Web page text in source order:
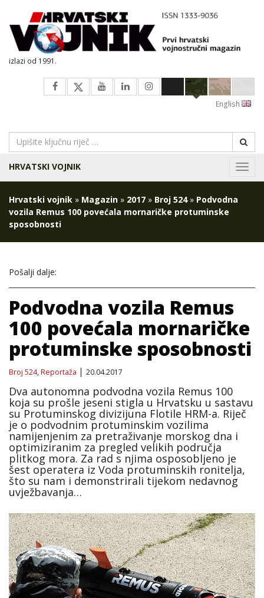
izlazi od 1991.
English
HRVATSKI VOJNIK
Hrvatski vojnik » Magazin » 2017 » Broj 524» Podvodna
vozila Remus 100 povećala mornaričke protuminske
sposobnosti
Pošalji dalje:
Podvodna vozila Remus
100 povećala mornaričke
protuminske sposobnosti
Broj 524,Reportaža 20.04.2017
Dva autonomna podvodna vozila Remus 100
koja su prošle jeseni stigla u Hrvatsku u sastavu
su Protuminskog divizijuna Flotile HRM-a. Riječ
je o podvodnim protuminskim vozilima
namijenjenim za pretraživanje morskog dna i
optimiziranim za pregled velikih područja
plitkog mora. Za rad s njima osposobljeno je
šest operatera iz Voda protuminskih ronitelja,
što su nam i demonstrirali tijekom nedavnog
uvježbavanja…